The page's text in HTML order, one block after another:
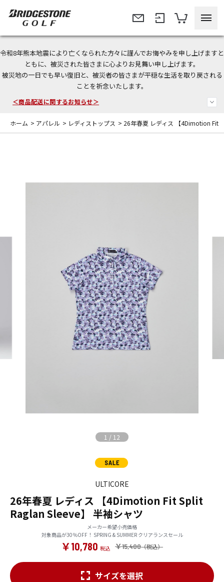
令和8年熊本地震により亡くなられた方々に謹んでお悔やみを申し上げますと
ともに、被災された皆さまに心よりお見舞い申し上げます。
被災地の一日でも早い復旧と、被災者の皆さまが平穏な生活を取り戻される
ことを祈念いたします。
今なら新規会員登録で1,000円OFFクーポンプレゼント！
＜商品配送に関するお知らせ＞
＜夏季休暇中のご注文・発送・お問い合わせ＞
ホーム > アパレル > レディストップス > 26年春夏 レディス 【4Dimotion Fit
1 / 12
ULTICORE
26年春夏 レディス 【4Dimotion Fit Split
Raglan Sleeve】 半袖シャツ
メーカー希望小売価格
対象商品が30％OFF！ SPRING & SUMMER クリアランスセール
￥15,400
￥10,780
サイズを選択